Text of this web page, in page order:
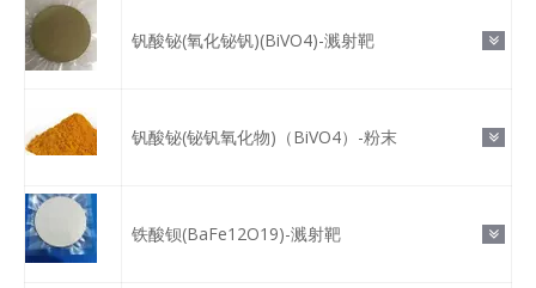
钒酸铋(氧化铋钒)(BiVO4)-溅射靶
钒酸铋(铋钒氧化物)（BiVO4）-粉末
铁酸钡(BaFe12O19)-溅射靶